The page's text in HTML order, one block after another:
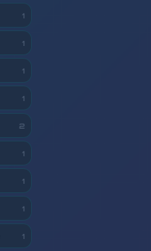
1
1
1
1
2
1
1
1
1